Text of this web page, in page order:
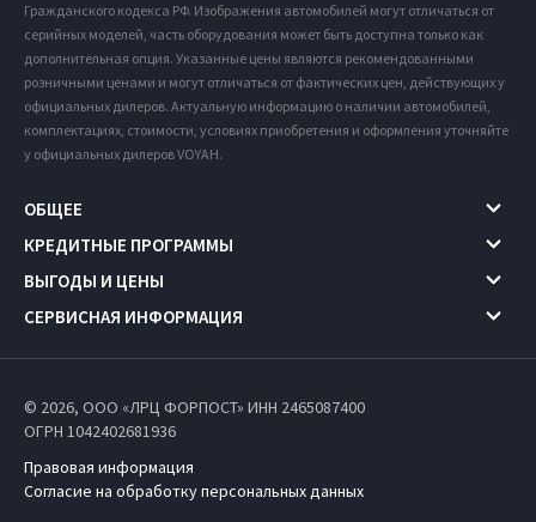
Гражданского кодекса РФ. Изображения автомобилей могут отличаться от
серийных моделей, часть оборудования может быть доступна только как
дополнительная опция. Указанные цены являются рекомендованными
розничными ценами и могут отличаться от фактических цен, действующих у
официальных дилеров. Актуальную информацию о наличии автомобилей,
комплектациях, стоимости, условиях приобретения и оформления уточняйте
у официальных дилеров VOYAH.
ОБЩЕЕ
КРЕДИТНЫЕ ПРОГРАММЫ
ВЫГОДЫ И ЦЕНЫ
СЕРВИСНАЯ ИНФОРМАЦИЯ
© 2026, ООО «ЛРЦ ФОРПОСТ» ИНН 2465087400
ОГРН 1042402681936
Правовая информация
Согласие на обработку персональных данных